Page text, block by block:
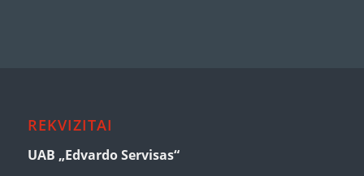
REKVIZITAI
UAB „Edvardo Servisas“